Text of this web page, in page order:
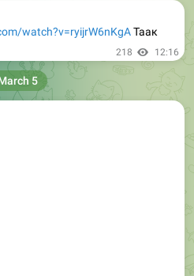
watch?v=ryijrW6nKgAТаак
218 12:16
5